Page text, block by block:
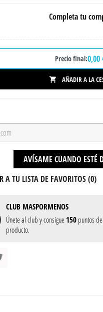
Completa tu
Precio final:0,00
 AÑADIR A LA
AVÍSAME CUANDO ESTÉ
A TU LISTA DE FAVORITOS (0)
CLUB MASPORMENOS
Únete al club y consigue 150puntos
producto.